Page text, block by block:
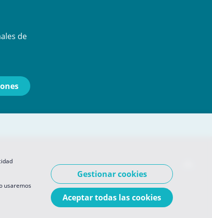
de
usaremos
Gestionar cookies
Aceptar todas las cookies